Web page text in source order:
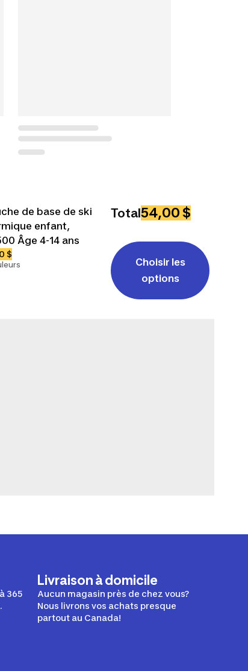
de base de ski
enfant,
Âge 4-14 ans
$
Total54,00 $
Choisir les
options
365
Livraison à domicile
Aucun magasin près de chez vous?
Nous livrons vos achats presque
partout au Canada!